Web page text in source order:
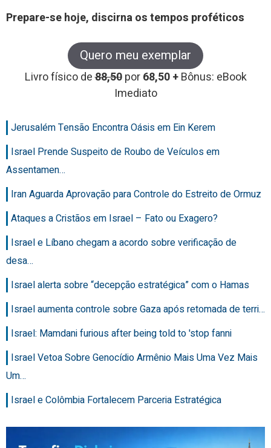
Prepare-se hoje, discirna os tempos proféticos
Quero meu exemplar
Livro físico de88,50 por68,50 +Bônus: eBook
Imediato
Jerusalém Tensão Encontra Oásis em Ein Kerem
Israel Prende Suspeito de Roubo de Veículos em
Assentamen…
Iran Aguarda Aprovação para Controle do Estreito de Ormuz
Ataques a Cristãos em Israel – Fato ou Exagero?
Israel e Líbano chegam a acordo sobre verificação de
desa…
Israel alerta sobre “decepção estratégica” com o Hamas
Israel aumenta controle sobre Gaza após retomada de terri…
Israel: Mamdani furious after being told to 'stop fanni
Israel Vetoa Sobre Genocídio Armênio Mais Uma Vez Mais
Um…
Israel e Colômbia Fortalecem Parceria Estratégica